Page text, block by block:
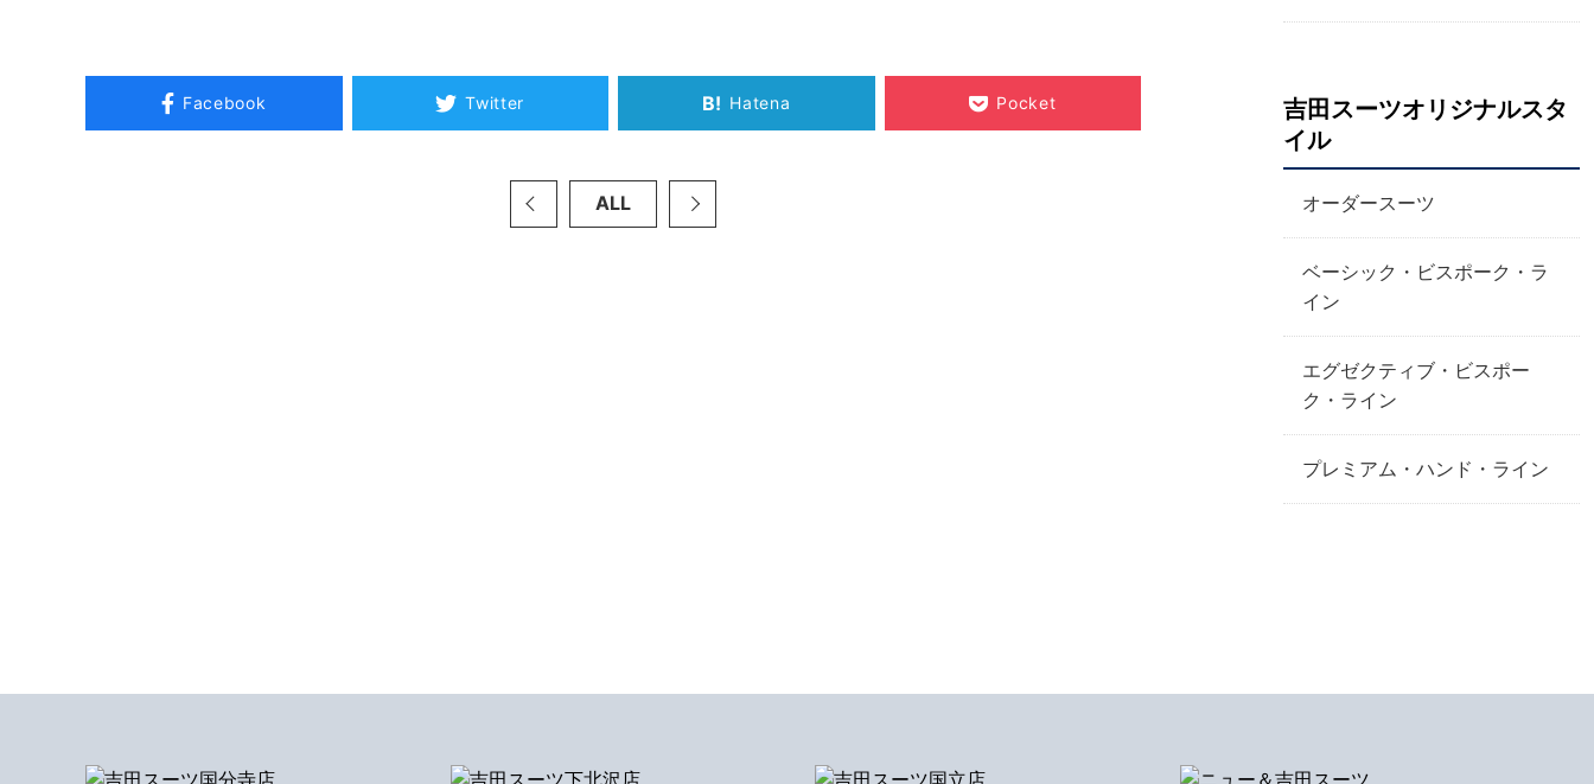
Facebook Twitter B! Hatena Pocket
ALL
吉田スーツオリジナルスタ
イル
オーダースーツ
ベーシック・ビスポーク・ラ
イン
エグゼクティブ・ビスポー
ク・ライン
プレミアム・ハンド・ライン